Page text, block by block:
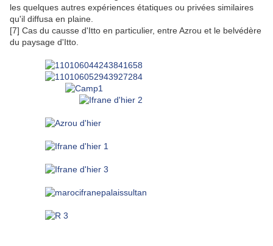
les quelques autres expériences étatiques ou privées similaires
qu'il diffusa en plaine.
[7] Cas du causse d'Itto en particulier, entre Azrou et le belvédère
du paysage d'Itto.